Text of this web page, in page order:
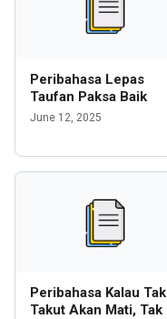
Peribahasa Lepas
Taufan Paksa Baik
June 12, 2025
Peribahasa Kalau Tak
Takut Akan Mati, Tak